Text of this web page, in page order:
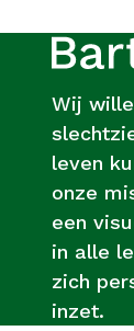
Footer
Over
Wij
leven
onze
een
in alle
zich
inzet.